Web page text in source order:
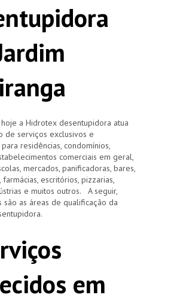
a Hidrotex desentupidora atua
de serviços exclusivos e
residências, condomínios,
comerciais em geral,
mercados, panificadoras, bares,
escritórios, pizzarias,
e muitos outros. A seguir,
são as áreas de qualificação da
em